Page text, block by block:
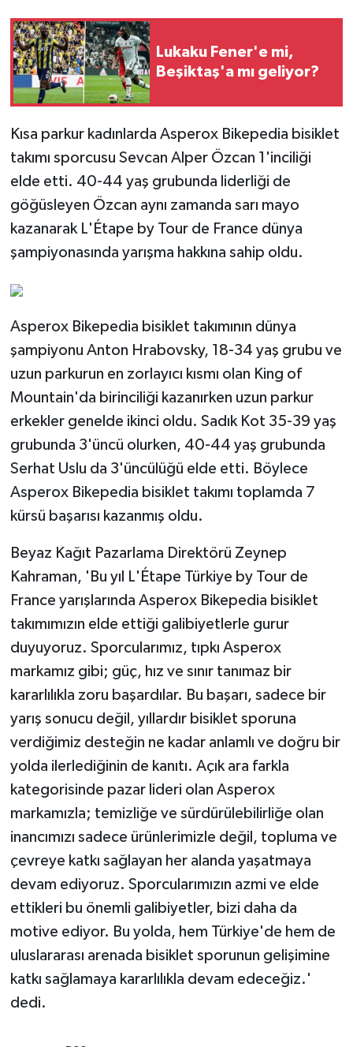
Lukaku Fener'e mi,
Beşiktaş'a mı geliyor?
Kısa parkur kadınlarda Asperox Bikepedia bisiklet
takımı sporcusu Sevcan Alper Özcan 1'inciliği
elde etti. 40-44 yaş grubunda liderliği de
göğüsleyen Özcan aynı zamanda sarı mayo
kazanarak L'Étape by Tour de France dünya
şampiyonasında yarışma hakkına sahip oldu.
Asperox Bikepedia bisiklet takımının dünya
şampiyonu Anton Hrabovsky, 18-34 yaş grubu ve
uzun parkurun en zorlayıcı kısmı olan King of
Mountain'da birinciliği kazanırken uzun parkur
erkekler genelde ikinci oldu. Sadık Kot 35-39 yaş
grubunda 3'üncü olurken, 40-44 yaş grubunda
Serhat Uslu da 3'üncülüğü elde etti. Böylece
Asperox Bikepedia bisiklet takımı toplamda 7
kürsü başarısı kazanmış oldu.
Beyaz Kağıt Pazarlama Direktörü Zeynep
Kahraman, 'Bu yıl L'Étape Türkiye by Tour de
France yarışlarında Asperox Bikepedia bisiklet
takımımızın elde ettiği galibiyetlerle gurur
duyuyoruz. Sporcularımız, tıpkı Asperox
markamız gibi; güç, hız ve sınır tanımaz bir
kararlılıkla zoru başardılar. Bu başarı, sadece bir
yarış sonucu değil, yıllardır bisiklet sporuna
verdiğimiz desteğin ne kadar anlamlı ve doğru bir
yolda ilerlediğinin de kanıtı. Açık ara farkla
kategorisinde pazar lideri olan Asperox
markamızla; temizliğe ve sürdürülebilirliğe olan
inancımızı sadece ürünlerimizle değil, topluma ve
çevreye katkı sağlayan her alanda yaşatmaya
devam ediyoruz. Sporcularımızın azmi ve elde
ettikleri bu önemli galibiyetler, bizi daha da
motive ediyor. Bu yolda, hem Türkiye'de hem de
uluslararası arenada bisiklet sporunun gelişimine
katkı sağlamaya kararlılıkla devam edeceğiz.'
dedi.